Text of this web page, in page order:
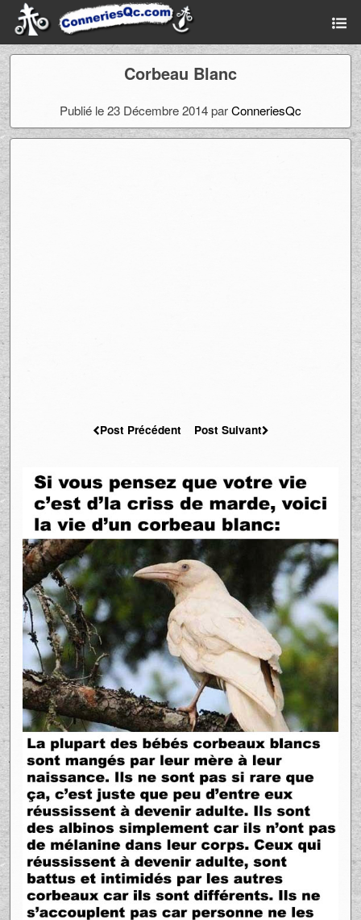
Corbeau Blanc
Publié le 23 Décembre 2014 parConneriesQc
Post Précédent Post Suivant